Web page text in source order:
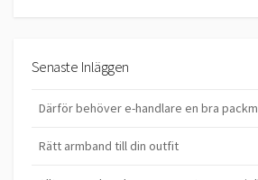
Senaste Inläggen
Därför behöver e-handlare en bra
Rätt armband till din outfit